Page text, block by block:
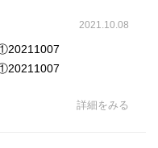
2021.10.08
詳細をみる